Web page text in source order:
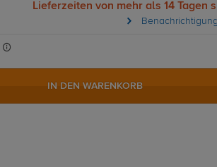
Lieferzeiten von mehr als 14 Tagen
IN DEN WARENKORB